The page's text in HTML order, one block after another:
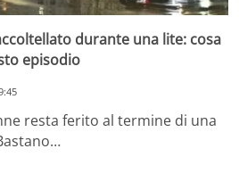
durante una lite: cosa
episodio
resta ferito al termine di una